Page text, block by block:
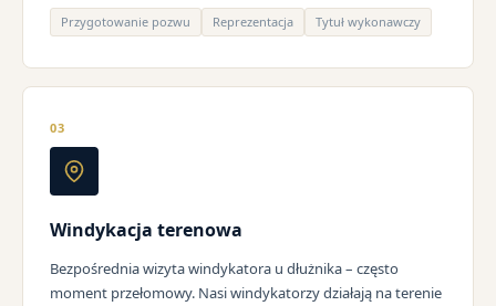
Przygotowanie pozwu Reprezentacja Tytuł wykonawczy
03
Windykacja terenowa
Bezpośrednia wizyta windykatora u dłużnika – często
moment przełomowy. Nasi windykatorzy działają na terenie